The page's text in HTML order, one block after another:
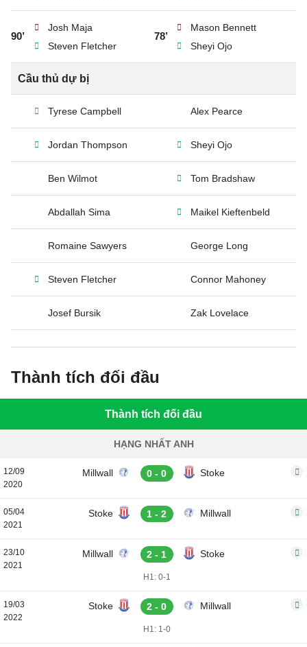
90’
Josh Maja
Steven Fletcher
78’
Mason Bennett
Sheyi Ojo
Cầu thủ dự bị
Tyrese Campbell Alex Pearce
Jordan Thompson Sheyi Ojo
Ben Wilmot Tom Bradshaw
Abdallah Sima Maikel Kieftenbeld
Romaine Sawyers George Long
Steven Fletcher Connor Mahoney
Josef Bursik Zak Lovelace
Thành tích đối đầu
Thành tích đối đầu
HẠNG NHẤT ANH
12/09
2020
Millwall 0 - 0 Stoke
05/04
2021
Stoke 1 - 2 Millwall
23/10
2021
Millwall 2 - 1 Stoke
H1: 0-1
19/03
2022
Stoke 2 - 0 Millwall
H1: 1-0